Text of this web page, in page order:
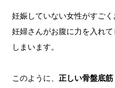
妊娠していない女性がすご
妊婦さんがお腹に力を入れ
しまいます。
このように、 正しい骨盤底